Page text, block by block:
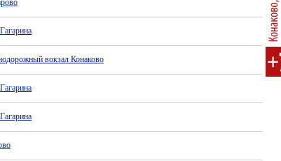
вокзал Конаково